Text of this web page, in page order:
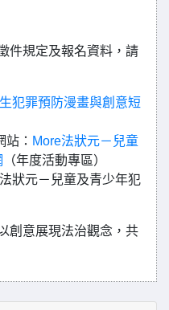
件規定及報名資料，請
犯罪預防漫畫與創意短
： More法狀元－兒童
（年度活動專區）
狀元－兒童及青少年犯
創意展現法治觀念，共